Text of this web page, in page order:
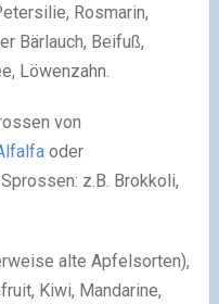
Rosmarin,
Bärlauch, Beifuß,
Löwenzahn.
von
oder
z.B. Brokkoli,
alte Apfelsorten),
Kiwi, Mandarine,